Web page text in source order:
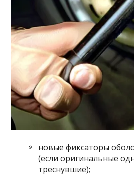
новые фиксаторы
(если оригинальные
треснувшие);